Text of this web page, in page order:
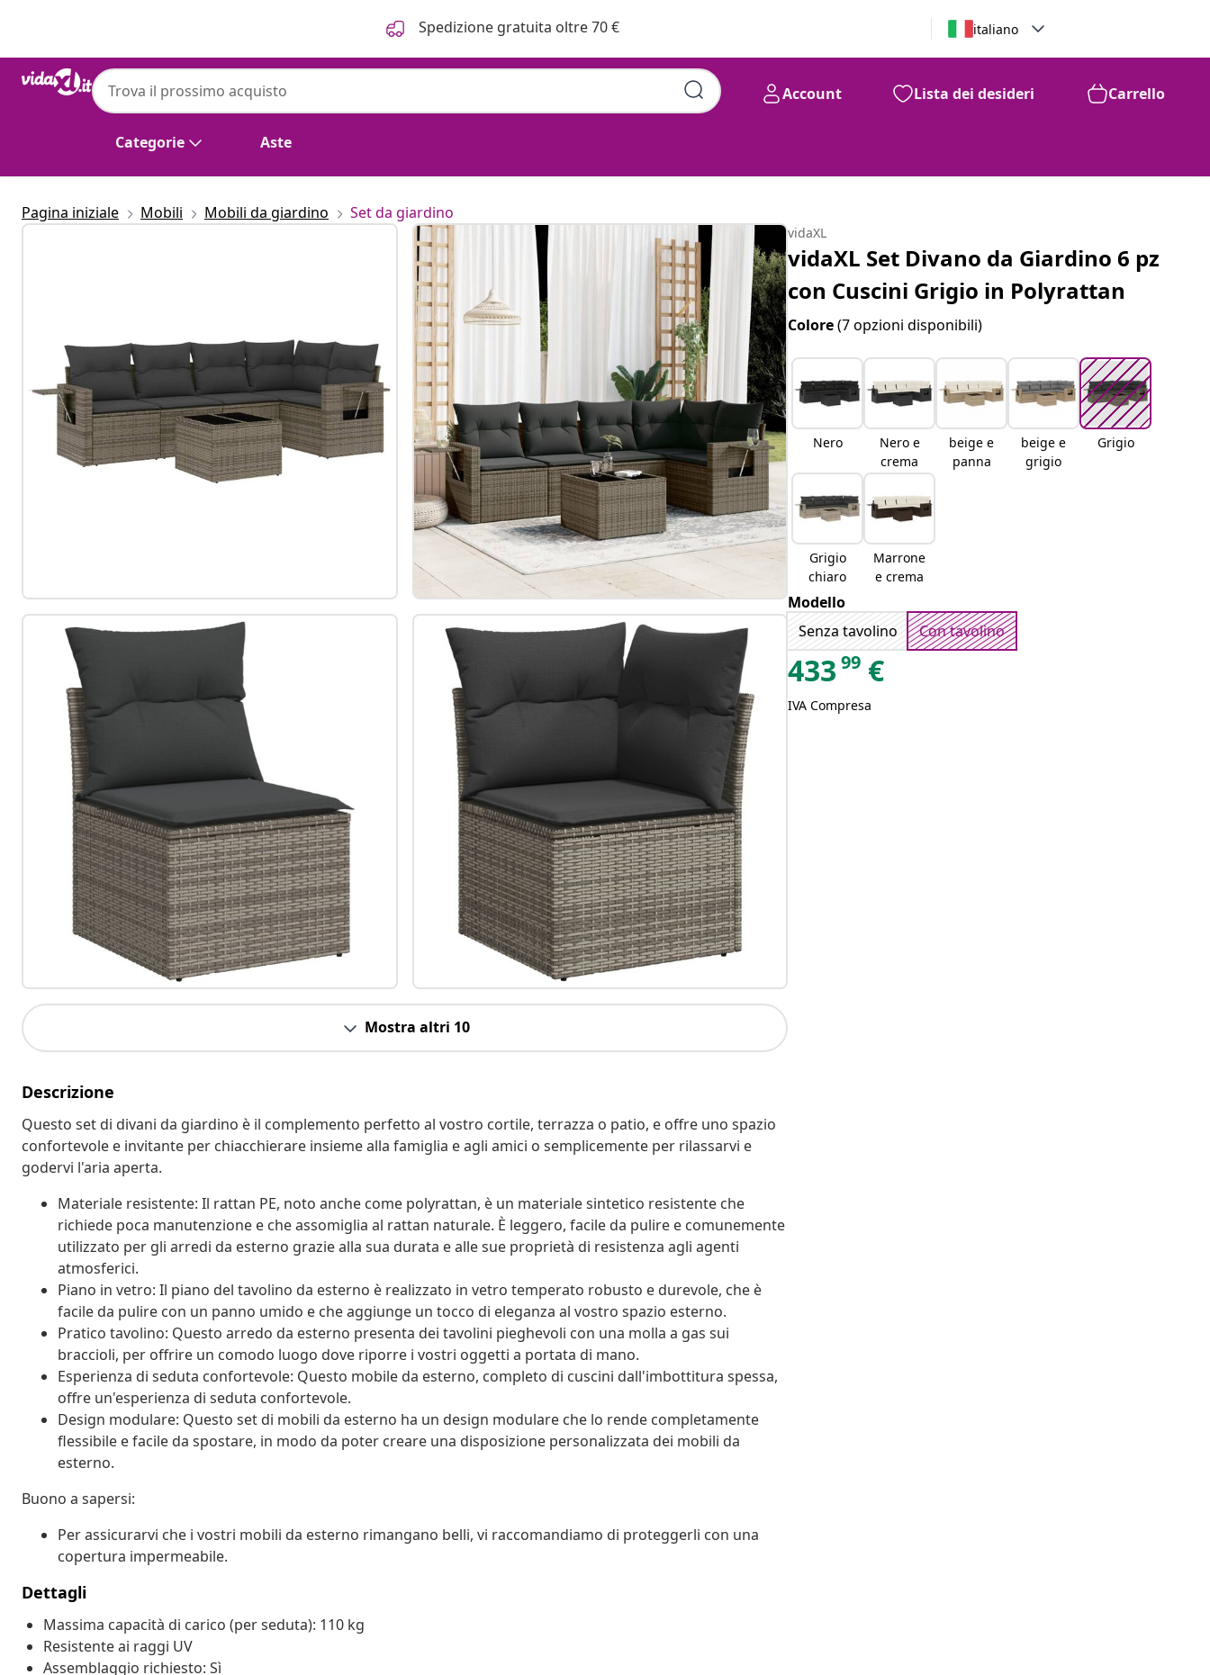
Spedizione gratuita oltre 70 € italiano
Categorie Aste
Account Lista dei desideri Carrello
vidaXL 99
Pagina iniziale Mobili Mobili da giardino Set da giardino
Mostra altri 10
Descrizione
Questo set di divani da giardino è il complemento perfetto al vostro cortile, terrazza o patio, e offre uno spazio
confortevole e invitante per chiacchierare insieme alla famiglia e agli amici o semplicemente per rilassarvi e
godervi l'aria aperta.
Materiale resistente: Il rattan PE, noto anche come polyrattan, è un materiale sintetico resistente che
richiede poca manutenzione e che assomiglia al rattan naturale. È leggero, facile da pulire e comunemente
utilizzato per gli arredi da esterno grazie alla sua durata e alle sue proprietà di resistenza agli agenti
atmosferici.
Piano in vetro: Il piano del tavolino da esterno è realizzato in vetro temperato robusto e durevole, che è
facile da pulire con un panno umido e che aggiunge un tocco di eleganza al vostro spazio esterno.
Pratico tavolino: Questo arredo da esterno presenta dei tavolini pieghevoli con una molla a gas sui
braccioli, per offrire un comodo luogo dove riporre i vostri oggetti a portata di mano.
Esperienza di seduta confortevole: Questo mobile da esterno, completo di cuscini dall'imbottitura spessa,
offre un'esperienza di seduta confortevole.
Design modulare: Questo set di mobili da esterno ha un design modulare che lo rende completamente
flessibile e facile da spostare, in modo da poter creare una disposizione personalizzata dei mobili da
esterno.
Buono a sapersi:
Per assicurarvi che i vostri mobili da esterno rimangano belli, vi raccomandiamo di proteggerli con una
copertura impermeabile.
Dettagli
Massima capacità di carico (per seduta): 110 kg
Resistente ai raggi UV
Assemblaggio richiesto: Sì
vidaXL
vidaXL Set Divano da Giardino 6 pz
con Cuscini Grigio in Polyrattan
Colore(7 opzioni disponibili)
Nero
Nero e
crema
beige e
panna
beige e
grigio
Grigio
Grigio
chiaro
Marrone
e crema
Modello
Senza tavolino
Con tavolino
433 99 €
IVA Compresa